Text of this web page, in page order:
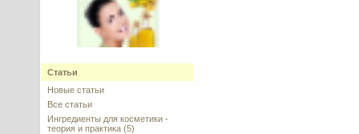
Сквалан (Squalane) оливковый,
Статьи
Новые статьи
Все статьи
Ингредиенты для косметики -
теория и практика (5)